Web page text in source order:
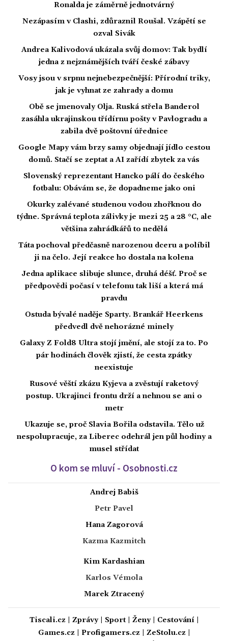
Ronalda je záměrně jednotvárný
Nezápasím v Clashi, zdůraznil Roušal. Vzápětí se
ozval Sivák
Andrea Kalivodová ukázala svůj domov: Tak bydlí
jedna z nejznámějších tváří české zábavy
Vosy jsou v srpnu nejnebezpečnější: Přírodní triky,
jak je vyhnat ze zahrady a domu
Obě se jmenovaly Olja. Ruská střela Banderol
zasáhla ukrajinskou třídírnu pošty v Pavlogradu a
zabila dvě poštovní úřednice
Google Mapy vám brzy samy objednají jídlo cestou
domů. Stačí se zeptat a AI zařídí zbytek za vás
Slovenský reprezentant Hancko pálí do českého
fotbalu: Obávám se, že dopadneme jako oni
Okurky zalévané studenou vodou zhořknou do
týdne. Správná teplota zálivky je mezi 25 a 28 °C, ale
většina zahrádkářů to nedělá
Táta pochoval předčasně narozenou dceru a políbil
ji na čelo. Její reakce ho dostala na kolena
Jedna aplikace slibuje slunce, druhá déšť. Proč se
předpovědi počasí v telefonu tak liší a která má
pravdu
Ostuda bývalé naděje Sparty. Brankář Heerkens
předvedl dvě nehorázné minely
Galaxy Z Fold8 Ultra stojí jmění, ale stojí za to. Po
pár hodinách člověk zjistí, že cesta zpátky
neexistuje
Rusové věští zkázu Kyjeva a zvěstují raketový
postup. Ukrajinci frontu drží a nehnou se ani o
metr
Ukazuje se, proč Slavia Bořila odstavila. Tělo už
nespolupracuje, za Liberec odehrál jen půl hodiny a
musel střídat
O kom se mluví - Osobnosti.cz
Andrej Babiš
Petr Pavel
Hana Zagorová
Kazma Kazmitch
Kim Kardashian
Karlos Vémola
Marek Ztracený
Tiscali.cz Zprávy| Sport| Ženy| Cestování|
Games.cz
Profigamers.cz ZeStolu.cz